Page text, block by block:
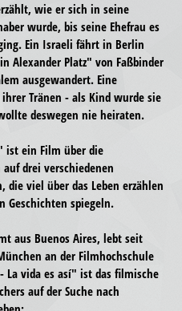
wie er sich in seine
wurde, bis seine Ehefrau es
Ein Israeli fährt in Berlin
Alexander Platz" von Faßbinder
ausgewandert. Eine
Tränen - als Kind wurde sie
deswegen nie heiraten.
ist ein Film über die
drei verschiedenen
die viel über das Leben erzählen
Geschichten spiegeln.
aus Buenos Aires, lebt seit
an der Filmhochschule
La vida es así" ist das filmische
auf der Suche nach